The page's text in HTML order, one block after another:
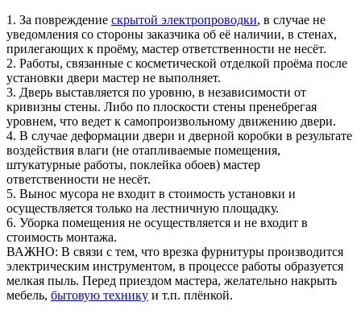
1. За повреждение скрытой электропроводки, в случае не
уведомления со стороны заказчика об её наличии, в стенах,
прилегающих к проёму, мастер ответственности не несёт.
2. Работы, связанные с косметической отделкой проёма после
установки двери мастер не выполняет.
3. Дверь выставляется по уровню, в независимости от
кривизны стены. Либо по плоскости стены пренебрегая
уровнем, что ведет к самопроизвольному движению двери.
4. В случае деформации двери и дверной коробки в результате
воздействия влаги (не отапливаемые помещения,
штукатурные работы, поклейка обоев) мастер
ответственности не несёт.
5. Вынос мусора не входит в стоимость установки и
осуществляется только на лестничную площадку.
6. Уборка помещения не осуществляется и не входит в
стоимость монтажа.
ВАЖНО: В связи с тем, что врезка фурнитуры производится
электрическим инструментом, в процессе работы образуется
мелкая пыль. Перед приездом мастера, желательно накрыть
мебель, бытовую технику и т.п. плёнкой.